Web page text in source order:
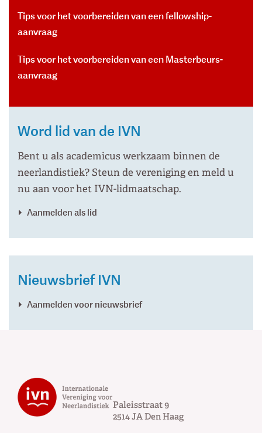
Tips voor het voorbereiden van een fellowship-
aanvraag
Tips voor het voorbereiden van een Masterbeurs-
aanvraag
Word lid van de IVN
Bent u als academicus werkzaam binnen de
neerlandistiek? Steun de vereniging en meld u
nu aan voor het IVN-lidmaatschap.
Aanmelden als lid
Nieuwsbrief IVN
Aanmelden voor nieuwsbrief
Paleisstraat 9
2514 JA Den Haag